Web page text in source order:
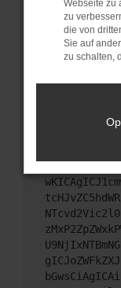
unterstützt
Wende
Wenn du
hast,
das Problem
Text
unterstützen:
Webseite zu
zu
die von
Sie auf
zu schalten,